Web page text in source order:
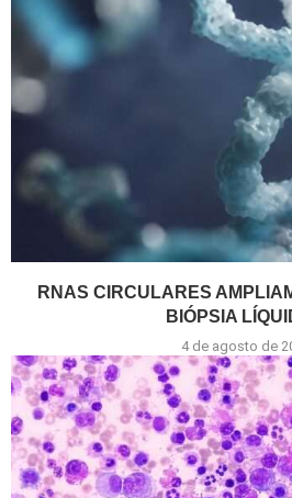
RNAS CIRCULARES
BIÓPSIA
4 de agosto de